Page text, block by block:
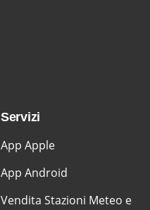
Servizi
App Apple
App Android
Vendita Stazioni Meteo e